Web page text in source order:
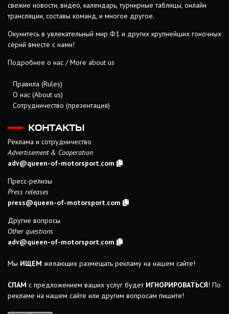
свежие новости, видео, календарь, турнирные таблицы, онлайн
трансляции, составы команд, и многое другое.
Окунитесь в увлекательный мир Ф1 и других крупнейших гоночных
серий вместе с нами!
Подробнее о нас / More about us
Правила (Rules)
О нас (About us)
Сотрудничество (презентация)
КОНТАКТЫ
Реклама и сотрудничество
Advertisement & Cooperation
adv@queen-of-motorsport.com
Пресс-релизы
Press releases
press@queen-of-motorsport.com
Другие вопросы
Other questions
adv@queen-of-motorsport.com
Мы ИЩЕМ желающих размещать рекламу на нашем сайте!
СПАМ с предложением ваших услуг будет ИГНОРИРОВАТЬСЯ! По
рекламе на нашем сайте или другим вопросам пишите!